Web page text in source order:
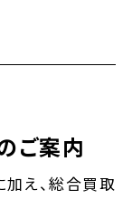
ご案内
え、総合買取